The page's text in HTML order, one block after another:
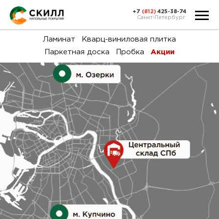
и
+7 (812) 425-38-74
Санкт-Петербург
Ламинат
Кварц-виниловая плитка
Паркетная доска
Пробка Акции